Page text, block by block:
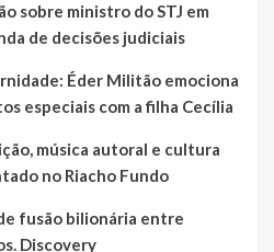
sobre ministro do STJ em
de decisões judiciais
Éder Militão emociona
especiais com a filha Cecília
música autoral e cultura
no Riacho Fundo
fusão bilionária entre
Discovery